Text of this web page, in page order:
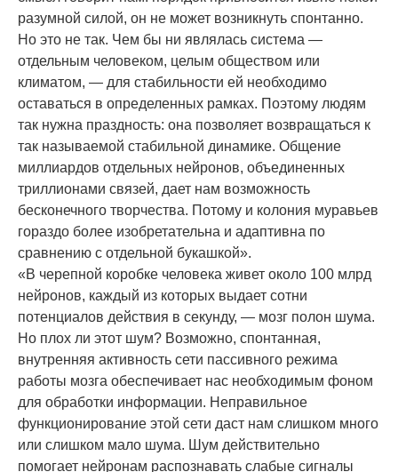
разумной силой, он не может возникнуть спонтанно.
Но это не так. Чем бы ни являлась система —
отдельным человеком, целым обществом или
климатом, — для стабильности ей необходимо
оставаться в определенных рамках. Поэтому людям
так нужна праздность: она позволяет возвращаться к
так называемой стабильной динамике. Общение
миллиардов отдельных нейронов, объединенных
триллионами связей, дает нам возможность
бесконечного творчества. Потому и колония муравьев
гораздо более изобретательна и адаптивна по
сравнению с отдельной букашкой».
«В черепной коробке человека живет около 100 млрд
нейронов, каждый из которых выдает сотни
потенциалов действия в секунду, — мозг полон шума.
Но плох ли этот шум? Возможно, спонтанная,
внутренняя активность сети пассивного режима
работы мозга обеспечивает нас необходимым фоном
для обработки информации. Неправильное
функционирование этой сети даст нам слишком много
или слишком мало шума. Шум действительно
помогает нейронам распознавать слабые сигналы